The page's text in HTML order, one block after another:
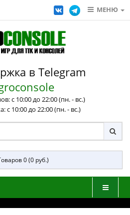
МЕНЮ
в Telegram
с 10:00 до 22:00 (пн. - вс.)
с 10:00 до 22:00 (пн. - вс.)
0 (0 руб.)